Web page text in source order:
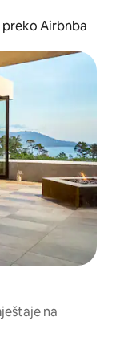
Airbnba
na